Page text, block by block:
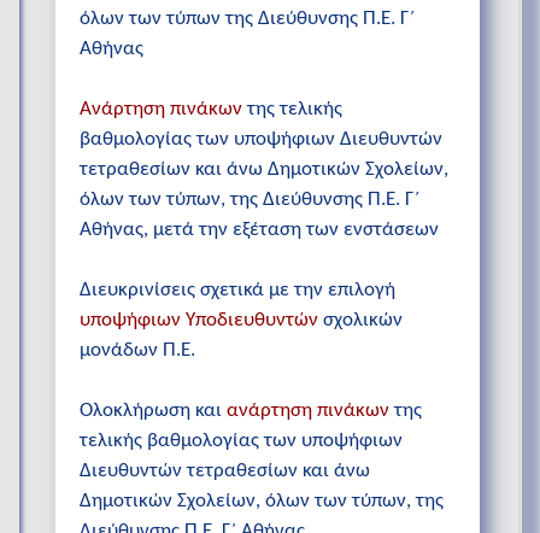
όλων των τύπων της Διεύθυνσης Π.Ε. Γ΄
Αθήνας
Ανάρτηση πινάκωντης τελικής
βαθμολογίας των υποψήφιων Διευθυντών
τετραθεσίων και άνω Δημοτικών Σχολείων,
όλων των τύπων, της Διεύθυνσης Π.Ε. Γ΄
Αθήνας, μετά την εξέταση των ενστάσεων
Διευκρινίσεις σχετικά με την επιλογή
υποψήφιων Υποδιευθυντών σχολικών
μονάδων Π.Ε.
Ολοκλήρωση και ανάρτηση πινάκωντης
τελικής βαθμολογίας των υποψήφιων
Διευθυντών τετραθεσίων και άνω
Δημοτικών Σχολείων, όλων των τύπων, της